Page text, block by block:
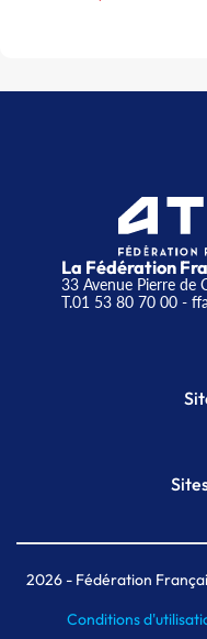
La Fédération
33 Avenue Pierre de
T.01 53 80 70 00-
2026- Fédération
Conditions